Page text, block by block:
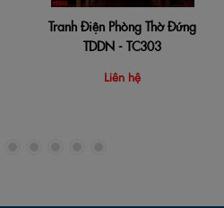
Tranh Điện Phòng Thờ Đứng
TDDN - TC303
Liên hệ